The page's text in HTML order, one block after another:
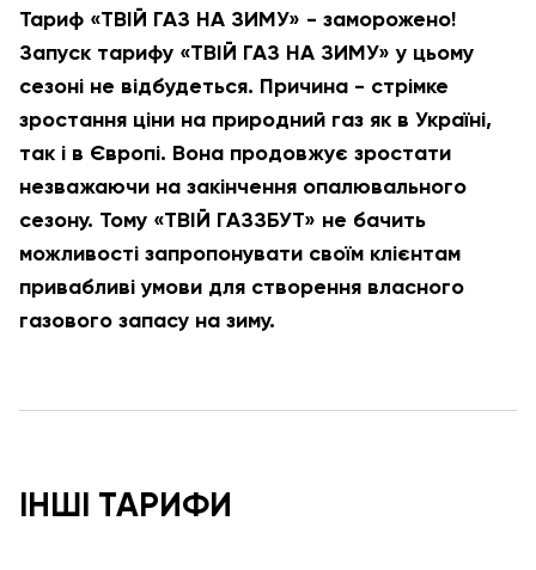
Тариф «ТВІЙ ГАЗ НА ЗИМУ» - заморожено!
Запуск тарифу «ТВІЙ ГАЗ НА ЗИМУ» у цьому
сезоні не відбудеться. Причина - стрімке
зростання ціни на природний газ як в Україні,
так і в Європі. Вона продовжує зростати
незважаючи на закінчення опалювального
сезону. Тому «ТВІЙ ГАЗЗБУТ» не бачить
можливості запропонувати своїм клієнтам
привабливі умови для створення власного
газового запасу на зиму.
ІНШІ ТАРИФИ